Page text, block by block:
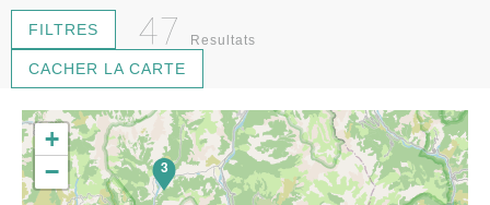
FILTRES 47 Resultats
CACHER LA CARTE
3
+
−